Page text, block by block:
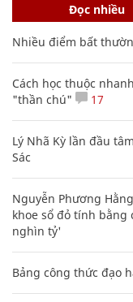
Đọc nhiều
Nhiều điểm bất
Cách học thuộc
"thần chú"
17
Lý Nhã Kỳ lần đầu
Sác
Nguyễn Phương
khoe sổ đỏ tính bằng
nghìn tỷ'
Bảng công thức đạo